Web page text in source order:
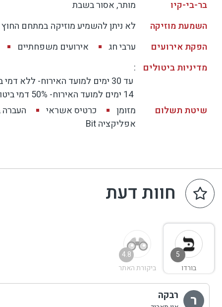
בר-בי-קיו
מותר, אסור בשבת
השמעת מוזיקה
לא ניתן להשמיע מוזיקה במתחם החוץ
הפקת אירועים
ערבי חג אירועים משפחתיים
מדיניות ביטולים
:
14 ימים למועד האירוח- 50% דמי ביטול 7 ימים ומטה למועד ההגעה- 100% דמי ביטול
שיטת תשלום
מזומן כרטיס אשראי העברה
אפליקציה Bit
חוות דעת
5
בורדו
4.8
ביקורת האתר
ר רבקה